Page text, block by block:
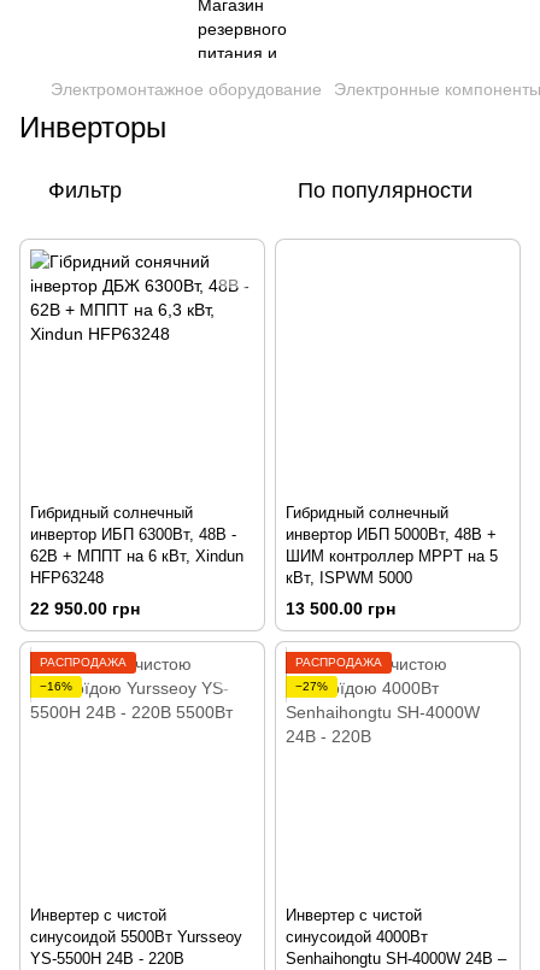
Электромонтажное оборудование Электронные компоненты
Инверторы
Фильтр По популярности
Гибридный солнечный
инвертор ИБП 6300Вт, 48В -
62В + МППТ на 6 кВт, Xindun
HFP63248
22 950.00 грн
Гибридный солнечный
инвертор ИБП 5000Вт, 48В +
ШИМ контроллер MPPT на 5
кВт, ІSPWM 5000
13 500.00 грн
РАСПРОДАЖА
−16%
Инвертер с чистой
синусоидой 5500Вт Yursseoy
YS-5500H 24В - 220В
РАСПРОДАЖА
−27%
Инвертер с чистой
синусоидой 4000Вт
Senhaihongtu SH-4000W 24В –